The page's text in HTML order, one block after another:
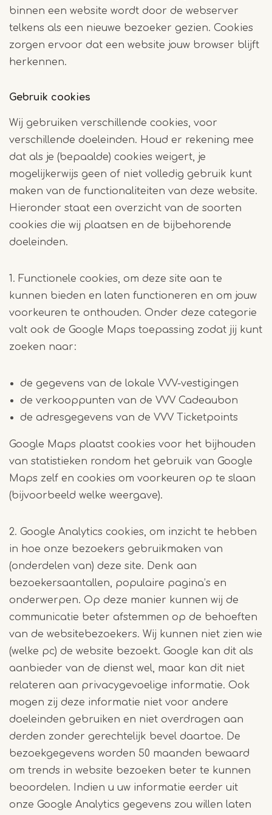
binnen een website wordt door de webserver
telkens als een nieuwe bezoeker gezien. Cookies
zorgen ervoor dat een website jouw browser blijft
herkennen.
Gebruik cookies
Wij gebruiken verschillende cookies, voor
verschillende doeleinden. Houd er rekening mee
dat als je (bepaalde) cookies weigert, je
mogelijkerwijs geen of niet volledig gebruik kunt
maken van de functionaliteiten van deze website.
Hieronder staat een overzicht van de soorten
cookies die wij plaatsen en de bijbehorende
doeleinden.
1. Functionele cookies, om deze site aan te
kunnen bieden en laten functioneren en om jouw
voorkeuren te onthouden. Onder deze categorie
valt ook de Google Maps toepassing zodat jij kunt
zoeken naar:
de gegevens van de lokale VVV-vestigingen
de verkooppunten van de VVV Cadeaubon
de adresgegevens van de VVV Ticketpoints
Google Maps plaatst cookies voor het bijhouden
van statistieken rondom het gebruik van Google
Maps zelf en cookies om voorkeuren op te slaan
(bijvoorbeeld welke weergave).
2. Google Analytics cookies, om inzicht te hebben
in hoe onze bezoekers gebruikmaken van
(onderdelen van) deze site. Denk aan
bezoekersaantallen, populaire pagina’s en
onderwerpen. Op deze manier kunnen wij de
communicatie beter afstemmen op de behoeften
van de websitebezoekers. Wij kunnen niet zien wie
(welke pc) de website bezoekt. Google kan dit als
aanbieder van de dienst wel, maar kan dit niet
relateren aan privacygevoelige informatie. Ook
mogen zij deze informatie niet voor andere
doeleinden gebruiken en niet overdragen aan
derden zonder gerechtelijk bevel daartoe. De
bezoekgegevens worden 50 maanden bewaard
om trends in website bezoeken beter te kunnen
beoordelen. Indien u uw informatie eerder uit
onze Google Analytics gegevens zou willen laten